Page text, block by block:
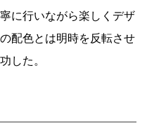
に行いながら楽しくデザ
配色とは明時を反転させ
した。